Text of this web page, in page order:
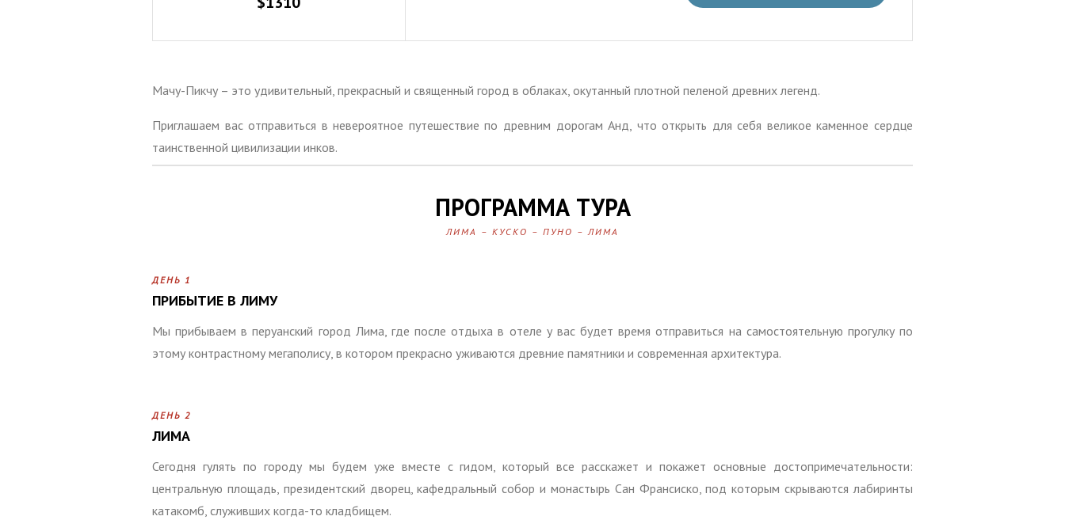
Мачу-Пикчу – это удивительный, прекрасный и священный город в облаках, окутанный плотной пеленой древних легенд.
Приглашаем вас отправиться в невероятное путешествие по древним дорогам Анд, что открыть для себя великое каменное сердце
таинственной цивилизации инков.
ПРОГРАММА ТУРА
ЛИМА – КУСКО – ПУНО – ЛИМА
ДЕНЬ 1
ПРИБЫТИЕ В ЛИМУ
Мы прибываем в перуанский город Лима, где после отдыха в отеле у вас будет время отправиться на самостоятельную прогулку по
этому контрастному мегаполису, в котором прекрасно уживаются древние памятники и современная архитектура.
ДЕНЬ 2
ЛИМА
Сегодня гулять по городу мы будем уже вместе с гидом, который все расскажет и покажет основные достопримечательности:
центральную площадь, президентский дворец, кафедральный собор и монастырь Сан Франсиско, под которым скрываются лабиринты
катакомб, служивших когда-то кладбищем.